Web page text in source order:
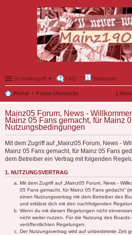
Schnellzugriff ▼ FAQ Netiquette
Portal Foren-Übersicht |
Mainz05 Forum, News -
Mainz 05 Fans gemacht, für Mainz
Nutzungsbedingungen
Mit dem Zugriff auf „Mainz05 Forum, News -
Mainz 05 Fans gemacht, für Mainz 05 Fans
dem Betreiber ein Vertrag mit folgenden
1. NUTZUNGSVERTRAG
Mit dem Zugriff auf „Mainz05 Forum, News -
05 Fans gemacht, für Mainz 05 Fans gedacht“
einen Nutzungsvertrag mit dem Betreiber des
und erklärst dich mit den nachfolgenden
Wenn du mit diesen Regelungen nicht
nicht weiter nutzen. Für die Nutzung des
veröffentlichten Regelungen.
Der Nutzungsvertrag wird auf unbestimmte Zeit